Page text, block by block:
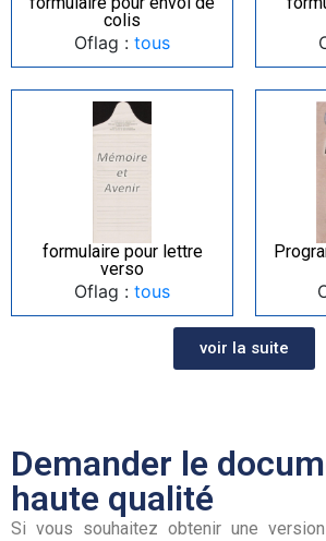
colis
Oflag : tous
formulaire pour lettre
verso
Oflag : tous
voir la suite
Demander le
haute qualité
Si vous souhaitez obtenir une version